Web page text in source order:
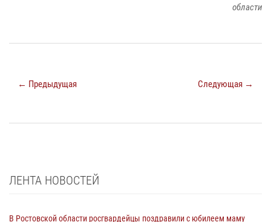
области
← Предыдущая Следующая →
ЛЕНТА НОВОСТЕЙ
В Ростовской области росгвардейцы поздравили с юбилеем маму